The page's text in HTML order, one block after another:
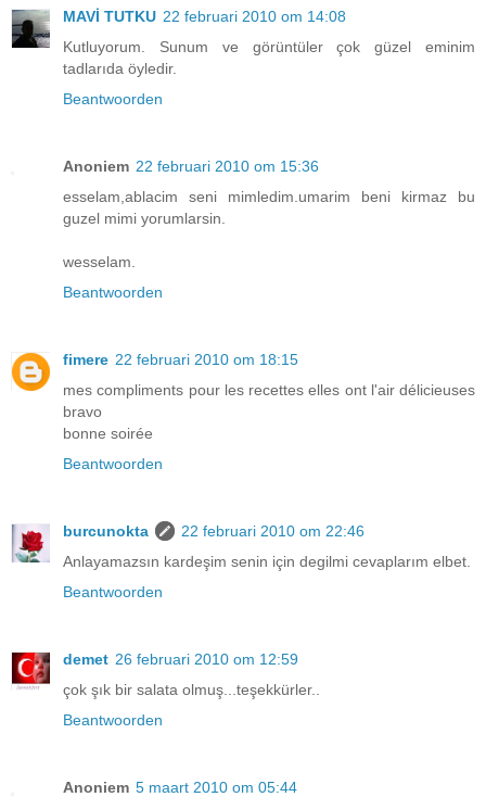
MAVİ TUTKU 22 februari 2010 om 14:08
Kutluyorum. Sunum ve görüntüler çok güzel eminim
tadlarıda öyledir.
Beantwoorden
Anoniem 22 februari 2010 om 15:36
esselam,ablacim seni mimledim.umarim beni kirmaz bu
guzel mimi yorumlarsin.
wesselam.
Beantwoorden
fimere 22 februari 2010 om 18:15
mes compliments pour les recettes elles ont l'air délicieuses
bravo
bonne soirée
Beantwoorden
burcunokta
22 februari 2010 om 22:46
Anlayamazsın kardeşim senin için degilmi cevaplarım elbet.
Beantwoorden
demet 26 februari 2010 om 12:59
çok şık bir salata olmuş...teşekkürler..
Beantwoorden
Anoniem 5 maart 2010 om 05:44